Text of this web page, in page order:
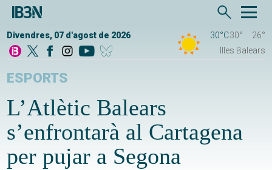
Divendres, 07 d'agost de 2026 30°C30°
26°
Illes Balears
ESPORTS
L’Atlètic Balears
s’enfrontarà al Cartagena
per pujar a Segona